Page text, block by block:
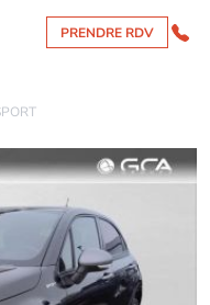
PRENDRE RDV